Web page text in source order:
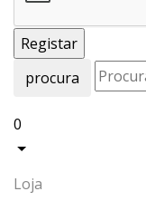
procura
0
Loja